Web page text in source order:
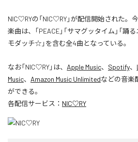
NIC♡RYの「NIC♡RY」が配信開始された。
楽曲は、「PEACE」「サマグッタイム」「踊
モダッチ☆」を含む全4曲となっている。
なお「NIC♡RY」は、 Apple Music、 Spotify、
Music、 Amazon Music Unlimitedなどの音楽
ができる。
各配信サービス： NIC♡RY